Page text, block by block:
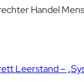
Handel